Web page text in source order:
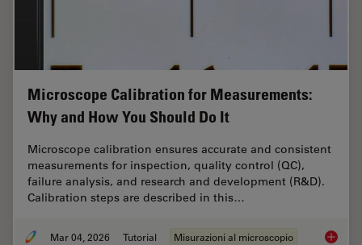
Microscope Calibration for Measurements:
Why and How You Should Do It
Microscope calibration ensures accurate and consistent
measurements for inspection, quality control (QC),
failure analysis, and research and development (R&D).
Calibration steps are described in this…
Mar 04, 2026 Tutorial Misurazioni al microscopio